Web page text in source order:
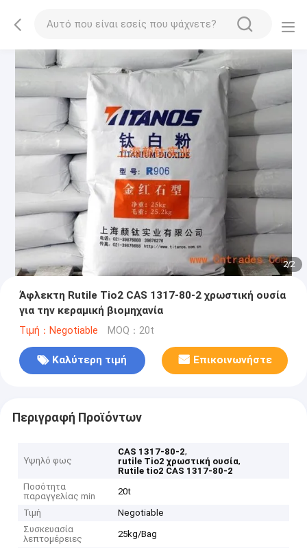
2/2
Άφλεκτη Rutile Tio2 CAS 1317-80-2 χρωστική ουσία
για την κεραμική βιομηχανία
Τιμή：Negotiable MOQ：20t
Καλύτερη τιμή Επικοινωνήστε
Περιγραφή Προϊόντων
Υψηλό φως
CAS 1317-80-2,
rutile Tio2 χρωστική ουσία,
Rutile tio2 CAS 1317-80-2
Ποσότητα
παραγγελίας min
20t
Τιμή
Negotiable
Συσκευασία
λεπτομέρειες
25kg/Bag